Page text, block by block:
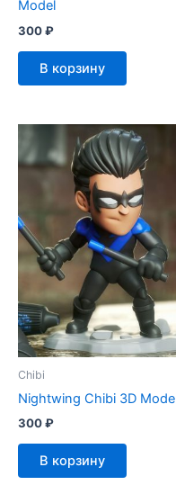
Model
300₽
В корзину
Chibi
Nightwing Chibi 3D
300₽
В корзину